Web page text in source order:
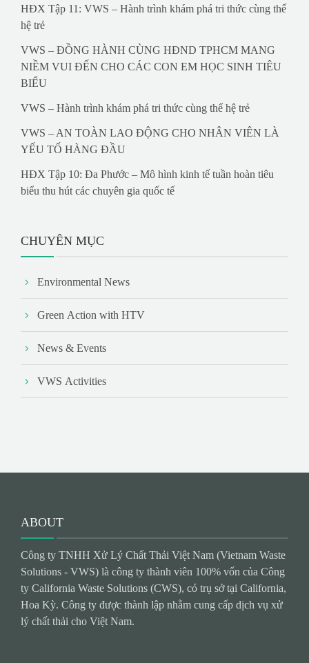
HĐX Tập 11: VWS – Hành trình khám phá tri thức cùng thế
hệ trẻ
VWS – ĐỒNG HÀNH CÙNG HĐND TPHCM MANG
NIỀM VUI ĐẾN CHO CÁC CON EM HỌC SINH TIÊU
BIỂU
VWS – Hành trình khám phá tri thức cùng thế hệ trẻ
VWS – AN TOÀN LAO ĐỘNG CHO NHÂN VIÊN LÀ
YẾU TỐ HÀNG ĐẦU
HĐX Tập 10: Đa Phước – Mô hình kinh tế tuần hoàn tiêu
biểu thu hút các chuyên gia quốc tế
CHUYÊN MỤC
Environmental News
Green Action with HTV
News & Events
VWS Activities
ABOUT
Công ty TNHH Xử Lý Chất Thải Việt Nam (Vietnam Waste
Solutions - VWS) là công ty thành viên 100% vốn của Công
ty California Waste Solutions (CWS), có trụ sở tại California,
Hoa Kỳ. Công ty được thành lập nhằm cung cấp dịch vụ xử
lý chất thải cho Việt Nam.